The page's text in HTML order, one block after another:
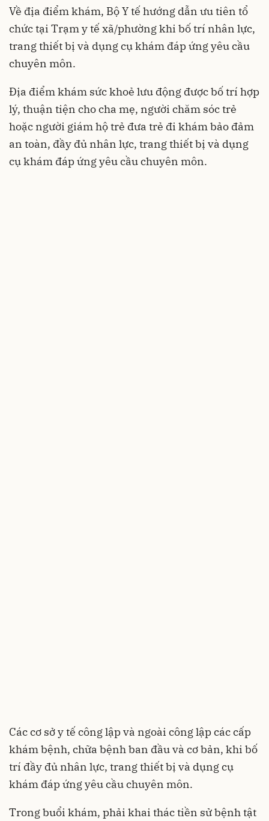
Về địa điểm khám, Bộ Y tế hướng dẫn ưu tiên tổ
chức tại Trạm y tế xã/phường khi bố trí nhân lực,
trang thiết bị và dụng cụ khám đáp ứng yêu cầu
chuyên môn.
Địa điểm khám sức khoẻ lưu động được bố trí hợp
lý, thuận tiện cho cha mẹ, người chăm sóc trẻ
hoặc người giám hộ trẻ đưa trẻ đi khám bảo đảm
an toàn, đầy đủ nhân lực, trang thiết bị và dụng
cụ khám đáp ứng yêu cầu chuyên môn.
Các cơ sở y tế công lập và ngoài công lập các cấp
khám bệnh, chữa bệnh ban đầu và cơ bản, khi bố
trí đầy đủ nhân lực, trang thiết bị và dụng cụ
khám đáp ứng yêu cầu chuyên môn.
Trong buổi khám, phải khai thác tiền sử bệnh tật